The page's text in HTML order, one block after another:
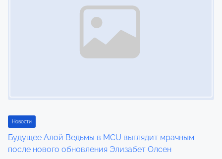
Новости
Будущее Алой Ведьмы в MCU выглядит мрачным
после нового обновления Элизабет Олсен